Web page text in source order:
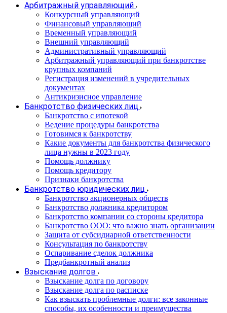
Арбитражный управляющий
Конкурсный управляющий
Финансовый управляющий
Временный управляющий
Внешний управляющий
Административный управляющий
Арбитражный управляющий при банкротстве
крупных компаний
Регистрация изменений в учредительных
документах
Антикризисное управление
Банкротство физических лиц
Банкротство с ипотекой
Ведение процедуры банкротства
Готовимся к банкротству
Какие документы для банкротства физического
лица нужны в 2023 году
Помощь должнику
Помощь кредитору
Признаки банкротства
Банкротство юридических лиц
Банкротство акционерных обществ
Банкротство должника кредитором
Банкротство компании со стороны кредитора
Банкротство ООО: что важно знать организации
Защита от субсидиарной ответственности
Консультация по банкротству
Оспаривание сделок должника
Предбанкротный анализ
Взыскание долгов
Взыскание долга по договору
Взыскание долга по расписке
Как взыскать проблемные долги: все законные
способы, их особенности и преимущества